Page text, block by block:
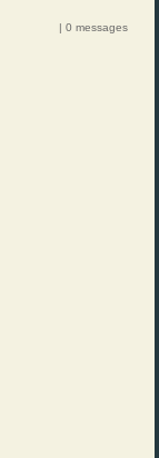
| 0 messages